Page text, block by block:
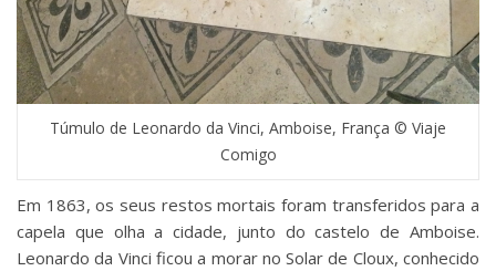
Túmulo de Leonardo da Vinci, Amboise, França © Viaje
Comigo
Em 1863, os seus restos mortais foram transferidos para a
capela que olha a cidade, junto do castelo de Amboise.
Leonardo da Vinci ficou a morar no Solar de Cloux, conhecido